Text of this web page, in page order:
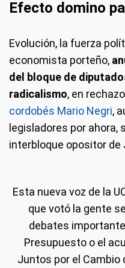
Efecto domino
Evolución, la fuerza
economista porteño,
del bloque de
radicalismo, en
cordobés Mario Negri,
legisladores por ahora,
interbloque opositor de
Esta nueva voz de la
que votó la gente
debates
Presupuesto o el
Juntos por el